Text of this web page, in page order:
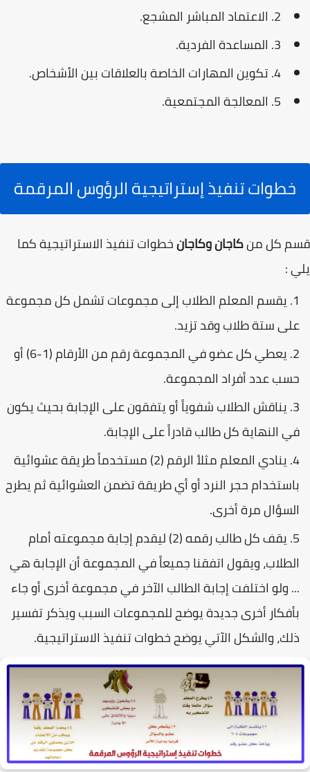
2. الاعتماد المباشر المشجع.
3. المساعدة الفردية.
4. تكوين المهارات الخاصة بالعلاقات بين الأشخاص.
5. المعالجة المجتمعية.
خطوات تنفيذ إستراتيجية الرؤوس المرقمة
قسم كل منكاجان وكاجانخطوات تنفيذ الاستراتيجية كما
يلي :
يقسم المعلم الطلاب إلى مجموعات تشمل كل مجموعة
على ستة طلاب وقد تزيد.
يعطي كل عضو في المجموعة رقم من الأرقام (1-6) أو
حسب عدد أفراد المجموعة.
يناقش الطلاب شفوياً أو يتفقون على الإجابة بحيث يكون
في النهاية كل طالب قادراً على الإجابة.
ينادي المعلم مثلاً الرقم (2) مستخدماً طريقة عشوائية
باستخدام حجر النرد أو أي طريقة تضمن العشوائية ثم يطرح
السؤال مرة أخرى.
يقف كل طالب رقمه (2) ليقدم إجابة مجموعته أمام
الطلاب، ويقول اتفقنا جميعاً في المجموعة أن الإجابة هي
... ولو اختلفت إجابة الطالب الآخر في مجموعة أخرى أو جاء
بأفكار أخرى جديدة يوضح للمجموعات السبب ويذكر تفسير
ذلك، والشكل الآتي يوضح خطوات تنفيذ الاستراتيجية.